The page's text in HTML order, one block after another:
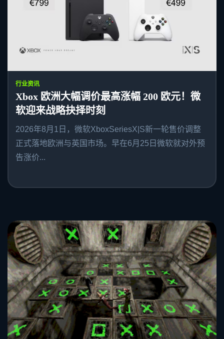
行业资讯
Xbox 欧洲大幅调价最高涨幅 200 欧元！微
软迎来战略抉择时刻
2026年8月1日，微软XboxSeriesX|S新一轮售价调整
正式落地欧洲与英国市场。早在6月25日微软就对外预
告涨价...